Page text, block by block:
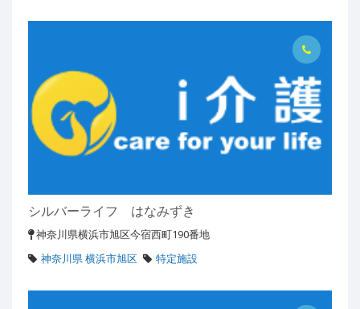
シルバーライフ はなみずき
神奈川県横浜市旭区今宿西町190番地
神奈川県 横浜市旭区
特定施設